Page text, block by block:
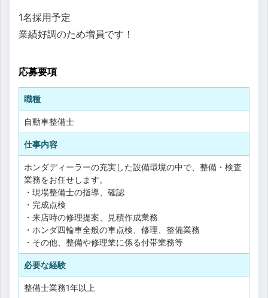
1名採用予定
業績好調のため増員です！
応募要項
職種
自動車整備士
仕事内容
ホンダディーラーの充実した設備環境の中で、整備・検査
業務をお任せします。
・現場整備士の指導、確認
・完成点検
・来店時の修理提案、見積作成業務
・ホンダ四輪車全般の車点検、修理、整備業務
・その他、整備や修理業に係る付帯業務等
必要な経験
整備士業務1年以上